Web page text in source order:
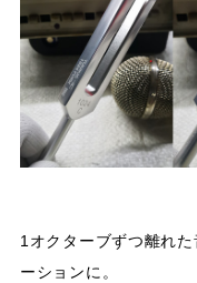
1オクターブずつ離れ
ーションに。